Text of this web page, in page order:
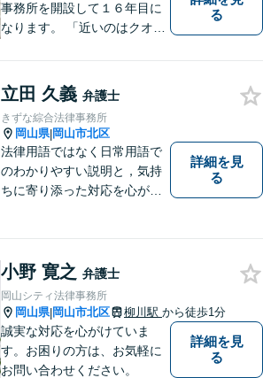
事務所を開設して１６年目に
なります。 「近いのはクオリ
も「近い」法律事務所となれ
るよう職員一同頑張っていま
す。 お気軽にお問い合わせく
ださい。
る
立田 久義 弁護士
きずな綜合法律事務所
岡山県|岡山市北区
法律用語ではなく日常用語で
のわかりやすい説明と，気持
ちに寄り添った対応を心がけ
詳細を見
る
小野 寛之 弁護士
岡山シティ法律事務所
岡山県|岡山市北区 柳川駅 から徒歩1分
誠実な対応を心がけていま
す。お困りの方は、お気軽に
お問い合わせください。
詳細を見
る